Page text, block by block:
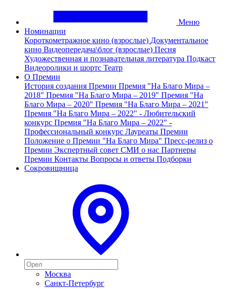
Меню
Номинации
Короткометражное кино (взрослые) Документальное
кино Видеопередача\блог (взрослые) Песня
Художественная и познавательная литература Подкаст
Видеоролики и шортс Театр
О Премии
История создания Премии Премия "На Благо Мира –
2018" Премия "На Благо Мира – 2019" Премия "На
Благо Мира – 2020" Премия "На Благо Мира – 2021"
Премия "На Благо Мира – 2022" - Любительский
конкурс Премия "На Благо Мира – 2022" -
Профессиональный конкурс Лауреаты Премии
Положение о Премии "На Благо Мира" Пресс-релиз о
Премии Экспертный совет СМИ о нас Партнеры
Премии Контакты Вопросы и ответы Подборки
Сокровищница
Москва
Санкт-Петербург